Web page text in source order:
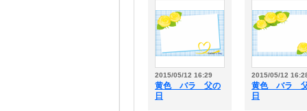
2015/05/12 16:29
黄色 バラ 父の
日
2015/05/12
黄色 バラ
日